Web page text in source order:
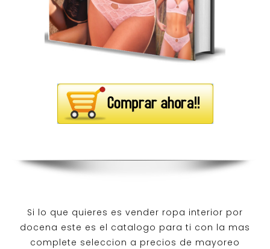
Si lo que quieres es vender ropa interior por
docena este es el catalogo para ti con la mas
complete seleccion a precios de mayoreo